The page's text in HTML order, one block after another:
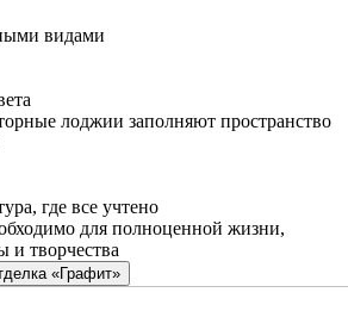
видами
лоджии заполняют пространство
где все учтено
для полноценной жизни,
и творчества
«Графит»